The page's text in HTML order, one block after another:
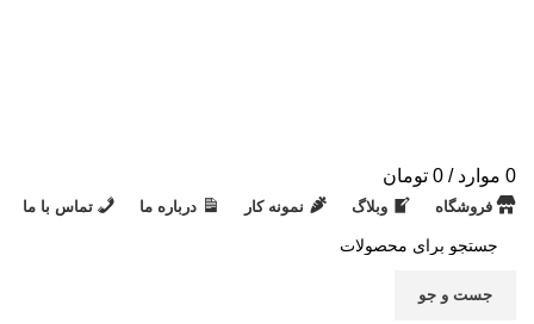
0 موارد /
0 تومان
فروشگاه وبلاگ نمونه کار درباره ما تماس با ما
جست و جو